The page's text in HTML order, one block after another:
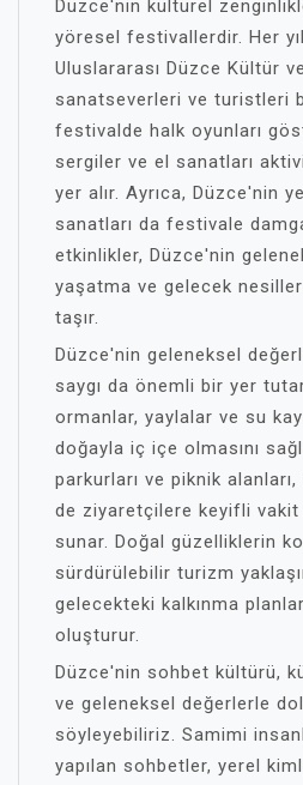
Düzce'nin kültürel
yöresel festivallerdir. Her
Uluslararası Düzce Kültür
sanatseverleri ve turistleri
festivalde halk oyunları
sergiler ve el sanatları
yer alır. Ayrıca, Düzce'nin
sanatları da festivale
etkinlikler, Düzce'nin
yaşatma ve gelecek
taşır.
Düzce'nin geleneksel
saygı da önemli bir yer
ormanlar, yaylalar ve su
doğayla iç içe olmasını
parkurları ve piknik
de ziyaretçilere keyifli vakit
sunar. Doğal güzelliklerin
sürdürülebilir turizm
gelecekteki kalkınma
oluşturur.
Düzce'nin sohbet kültürü,
ve geleneksel değerlerle
söyleyebiliriz. Samimi
yapılan sohbetler, yerel